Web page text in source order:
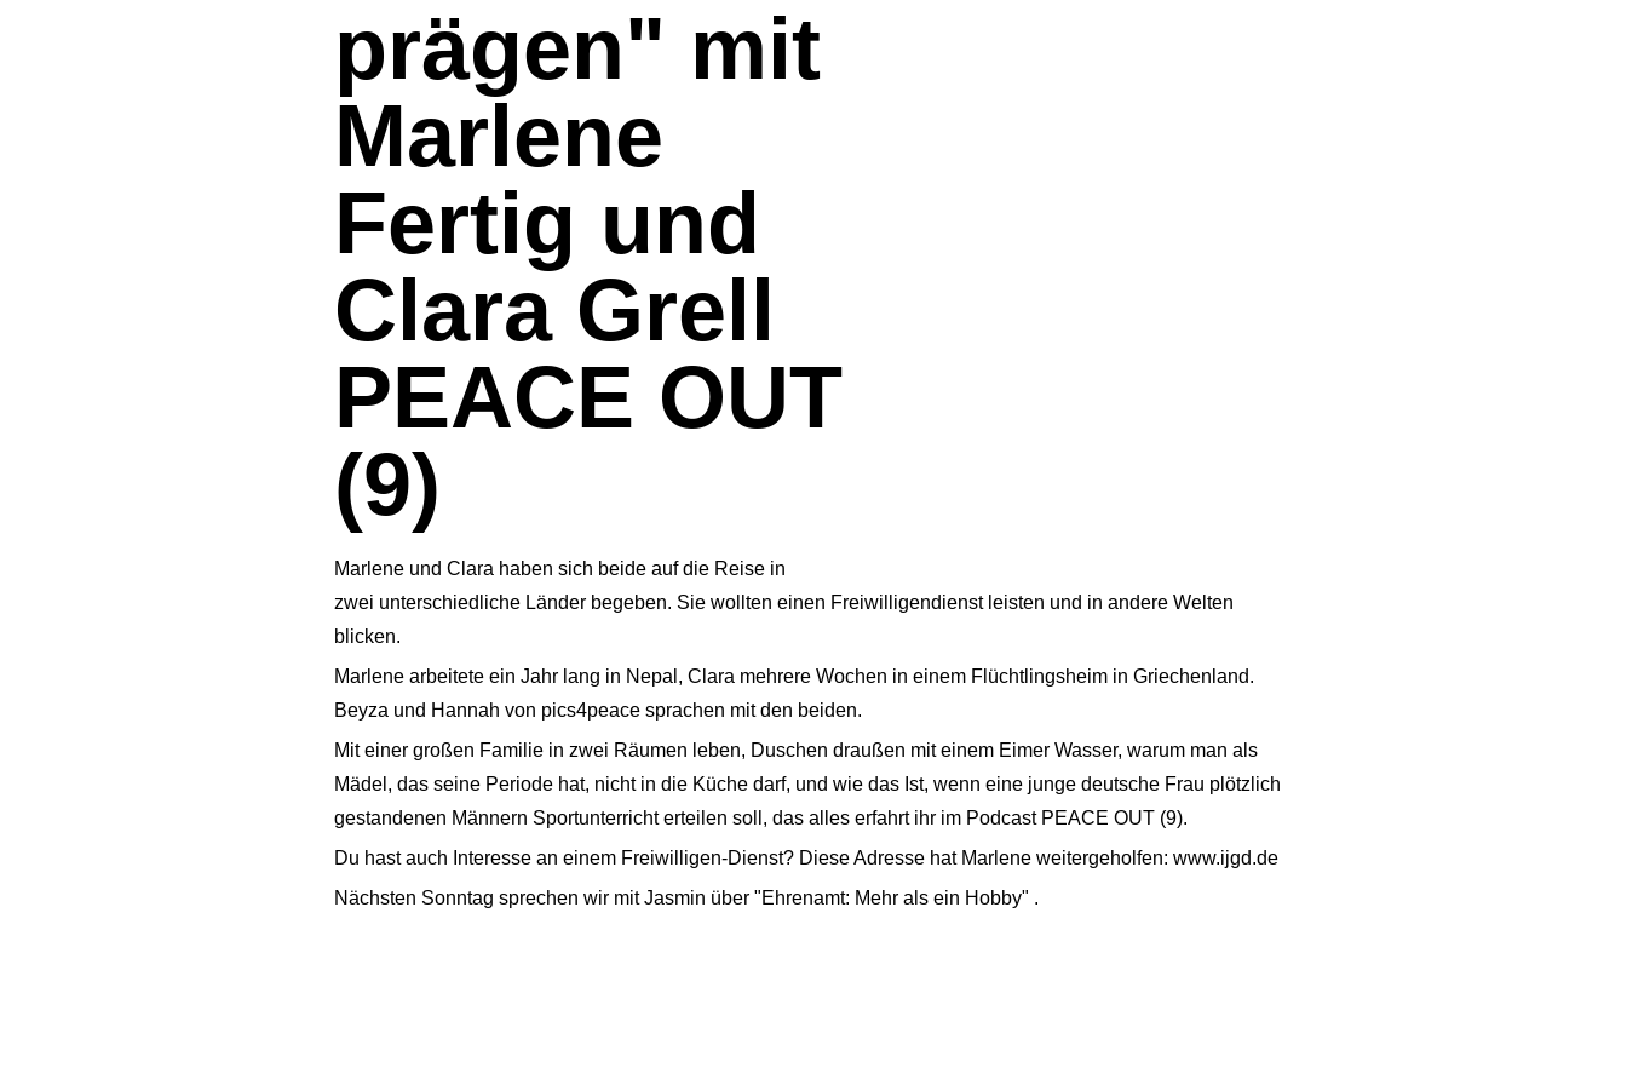
prägen" mit
Marlene
Fertig und
Clara Grell
PEACE OUT
(9)
Marlene und Clara haben sich beide auf die Reise in
zwei unterschiedliche Länder begeben. Sie wollten einen Freiwilligendienst leisten und in andere Welten
blicken.
Marlene arbeitete ein Jahr lang in Nepal, Clara mehrere Wochen in einem Flüchtlingsheim in Griechenland.
Beyza und Hannah von pics4peace sprachen mit den beiden.
Mit einer großen Familie in zwei Räumen leben, Duschen draußen mit einem Eimer Wasser, warum man als
Mädel, das seine Periode hat, nicht in die Küche darf, und wie das Ist, wenn eine junge deutsche Frau plötzlich
gestandenen Männern Sportunterricht erteilen soll, das alles erfahrt ihr im Podcast PEACE OUT (9).
Du hast auch Interesse an einem Freiwilligen-Dienst? Diese Adresse hat Marlene weitergeholfen:www.ijgd.de
Nächsten Sonntag sprechen wir mit Jasmin über "Ehrenamt: Mehr als ein Hobby" .